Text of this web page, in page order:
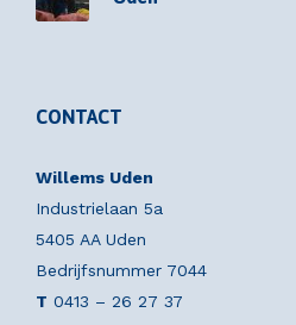
CONTACT
Willems Uden
Industrielaan 5a
5405 AA Uden
Bedrijfsnummer 7044
T 0413 – 26 27 37